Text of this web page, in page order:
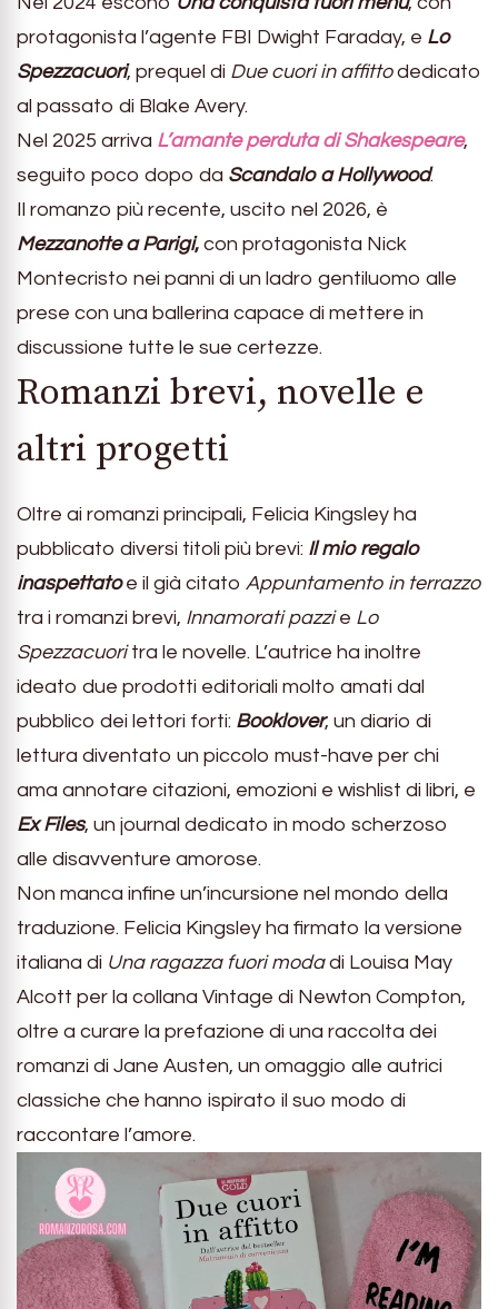
protagonista l’agente FBI Dwight Faraday, e Lo
Spezzacuori, prequel di Due cuori in affittodedicato
al passato di Blake Avery.
Nel 2025 arriva L’amante perduta di Shakespeare,
seguito poco dopo da Scandalo a Hollywood.
Il romanzo più recente, uscito nel 2026, è
Mezzanotte a Parigi, con protagonista Nick
Montecristo nei panni di un ladro gentiluomo alle
prese con una ballerina capace di mettere in
discussione tutte le sue certezze.
Romanzi brevi, novelle e
altri progetti
Oltre ai romanzi principali, Felicia Kingsley ha
pubblicato diversi titoli più brevi: Il mio regalo
inaspettatoe il già citato Appuntamento in terrazzo
tra i romanzi brevi, Innamorati pazzie Lo
Spezzacuoritra le novelle. L’autrice ha inoltre
ideato due prodotti editoriali molto amati dal
pubblico dei lettori forti: Booklover, un diario di
lettura diventato un piccolo must-have per chi
ama annotare citazioni, emozioni e wishlist di libri, e
Ex Files, un journal dedicato in modo scherzoso
alle disavventure amorose.
Non manca infine un’incursione nel mondo della
traduzione. Felicia Kingsley ha firmato la versione
italiana di Una ragazza fuori modadi Louisa May
Alcott per la collana Vintage di Newton Compton,
oltre a curare la prefazione di una raccolta dei
romanzi di Jane Austen, un omaggio alle autrici
classiche che hanno ispirato il suo modo di
raccontare l’amore.